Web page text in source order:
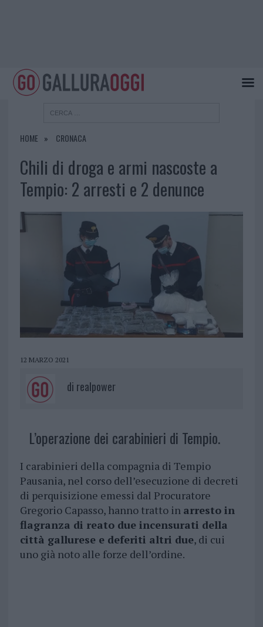
HOME CRONACA
Chili di droga e armi nascoste a
Tempio: 2 arresti e 2 denunce
12 MARZO 2021
di realpower
L’operazione dei carabinieri di Tempio.
I carabinieri della compagnia di Tempio
Pausania, nel corso dell’esecuzione di decreti
di perquisizione emessi dal Procuratore
Gregorio Capasso, hanno tratto in arresto in
flagranza di reato due incensurati della
città gallurese e deferiti altri due, di cui
uno già noto alle forze dell’ordine.